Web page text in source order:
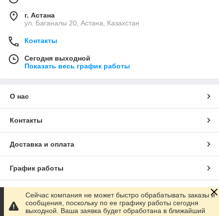
г. Астана
ул. Баганалы 20, Астана, Казахстан
Контакты
Сегодня выходной
Показать весь график работы
О нас
Контакты
Доставка и оплата
График работы
Полная версия сайта
Сейчас компания не может быстро обрабатывать заказы и
сообщения, поскольку по ее графику работы сегодня
выходной. Ваша заявка будет обработана в ближайший